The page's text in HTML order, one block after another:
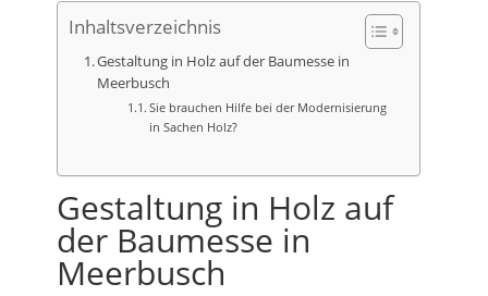
Inhaltsverzeichnis
Gestaltung in Holz auf der Baumesse in
Meerbusch
Sie brauchen Hilfe bei der Modernisierung
in Sachen Holz?
Gestaltung in Holz auf
der Baumesse in
Meerbusch